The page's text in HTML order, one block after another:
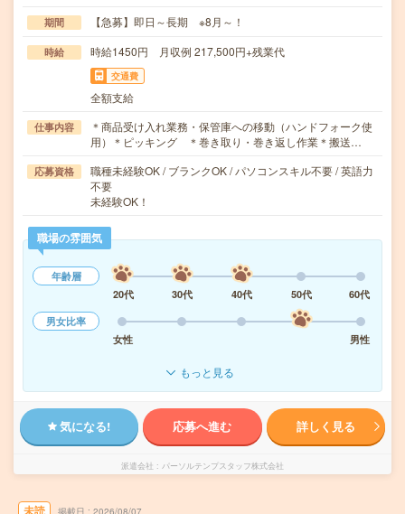
期間 【急募】即日～長期 ※8月～！
時給 時給1450円 月収例 217,500円+残業代
交通費
全額支給
仕事内容
＊商品受け入れ業務・保管庫への移動（ハンドフォーク使
用）＊ピッキング ＊巻き取り・巻き返し作業＊搬送…
応募資格
職種未経験OK / ブランクOK / パソコンスキル不要 / 英語力
不要
未経験OK！
職場の雰囲気
年齢層
20代
30代 40代 50代
60代
男女比率
女性
男性
もっと見る
気になる! 応募へ進む 詳しく見る
派遣会社 パーソルテンプスタッフ株式会社
未読 掲載日 2026/08/07